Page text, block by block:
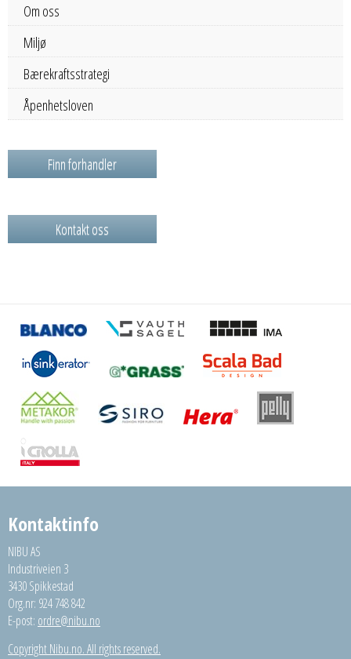
Om oss
Miljø
Bærekraftsstrategi
Åpenhetsloven
Finn forhandler
Kontakt oss
Kontaktinfo
NIBU AS
Industriveien 3
3430 Spikkestad
Org.nr: 924 748 842
E-post: ordre@nibu.no
Copyright Nibu.no. All rights reserved.